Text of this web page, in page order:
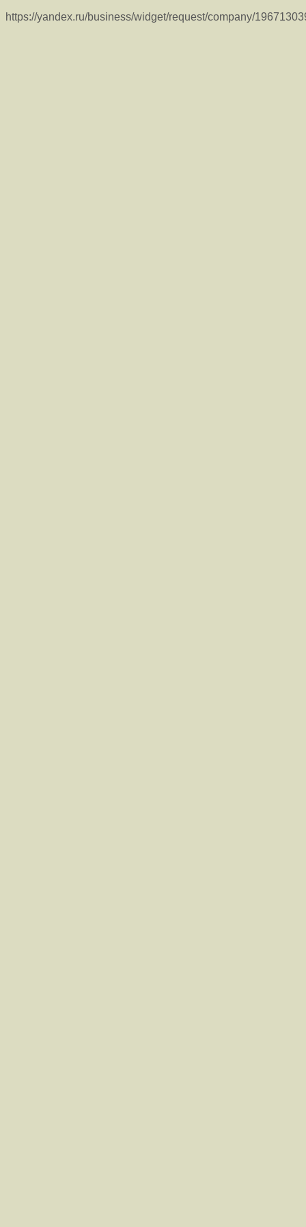
https://yandex.ru/business/widget/request/company/